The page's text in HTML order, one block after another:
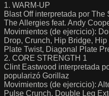
1. WARM-UP
Blast Off interpretada por
The Allergies feat. Andy
Movimientos (de ejercicio):
Drop, Crunch, Hip Bridge,
Plate Twist, Diagonal Plate
2. CORE STRENGTH 1
Clint Eastwood interpretada
popularizó Gorillaz
Movimientos (de ejercicio):
Pulse Crunch, Double Leg